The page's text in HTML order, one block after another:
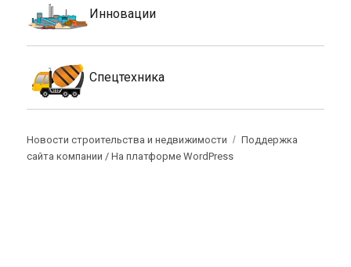
Инновации
Спецтехника
Новости строительства и недвижимости
Поддержка
сайта компании /На платформе WordPress